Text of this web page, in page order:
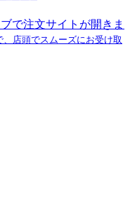
ブで注文サイトが開きま
店頭でスムーズにお受け取